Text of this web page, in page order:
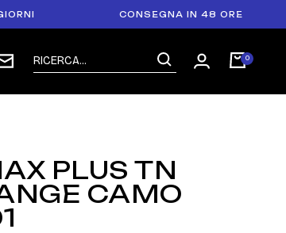
CONSEGNA IN 48 ORE
PLUS TN
CAMO